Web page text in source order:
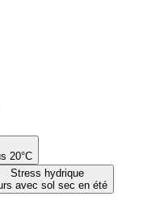
20°C
Stress hydrique
avec sol sec en été